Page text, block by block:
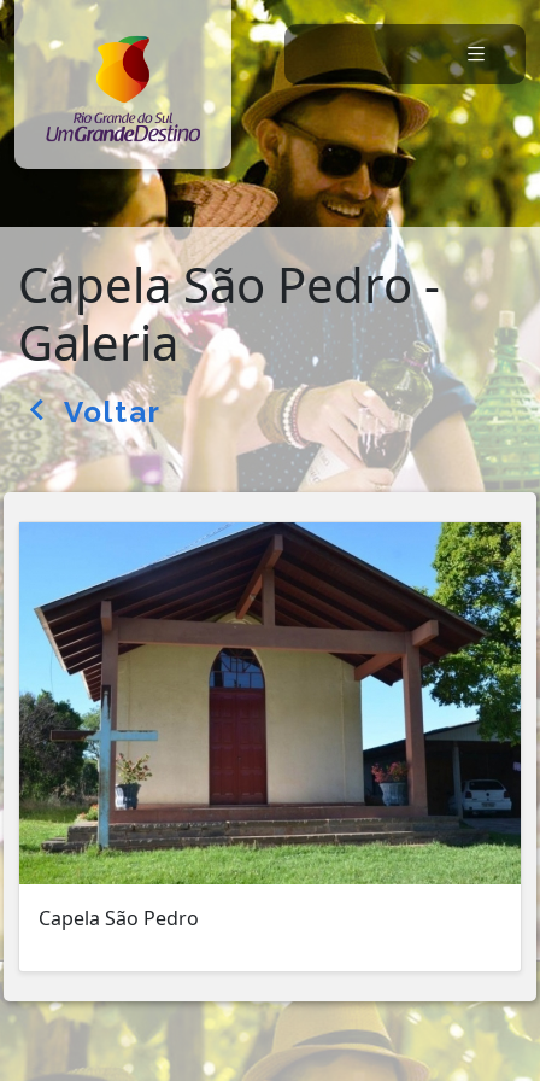
Capela São Pedro -
Galeria
arrow_back_ios Voltar
Capela São Pedro